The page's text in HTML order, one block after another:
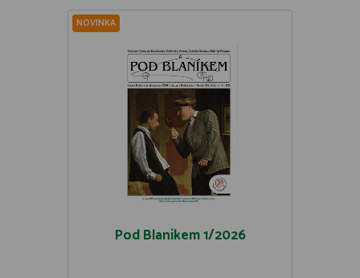
NOVINKA
Pod Blaníkem 1/2026